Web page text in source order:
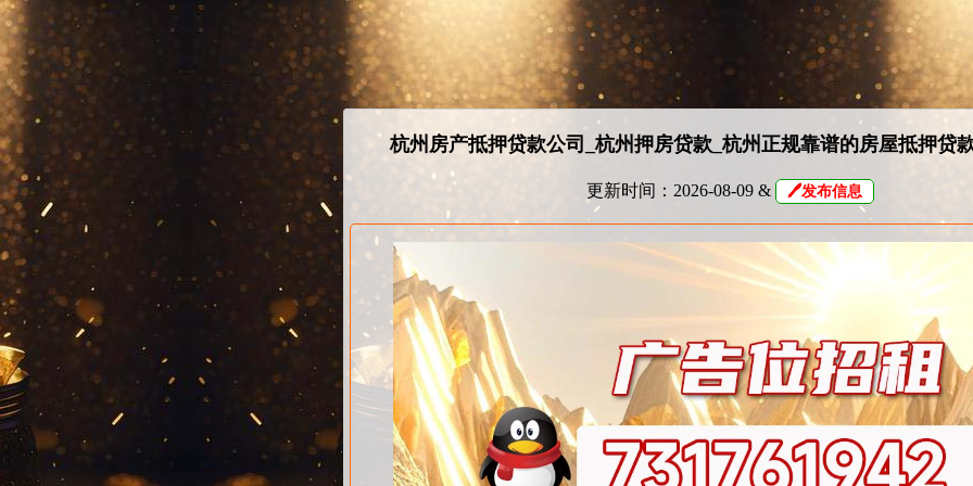
杭州房产抵押贷款公司_杭州押房贷款_杭州正规靠谱的房屋抵押贷
更新时间：2026-08-09 & 🖊发布信息